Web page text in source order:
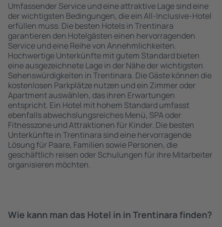
Umfassender Service und eine attraktive Lage sind eine
der wichtigsten Bedingungen, die ein All-Inclusive-Hotel
erfüllen muss. Die besten Hotels in Trentinara
garantieren den Hotelgästen einen hervorragenden
Service und eine Reihe von Annehmlichkeiten.
Hochwertige Unterkünfte mit gutem Standard bieten
eine ausgezeichnete Lage in der Nähe der wichtigsten
Sehenswürdigkeiten in Trentinara. Die Gäste können die
kostenlosen Parkplätze nutzen und ein Zimmer oder
Apartment auswählen, das ihren Erwartungen
entspricht. Ein Hotel mit hohem Standard umfasst
ebenfalls abwechslungsreiches Menü, SPA oder
Fitnesszone und Attraktionen für Kinder. Die besten
Unterkünfte in Trentinara sind eine hervorragende
Lösung für Paare, Familien sowie Personen, die
geschäftlich reisen oder Schulungen für ihre Mitarbeiter
organisieren möchten.
Wie kann man das Hotel in in Trentinara finden?